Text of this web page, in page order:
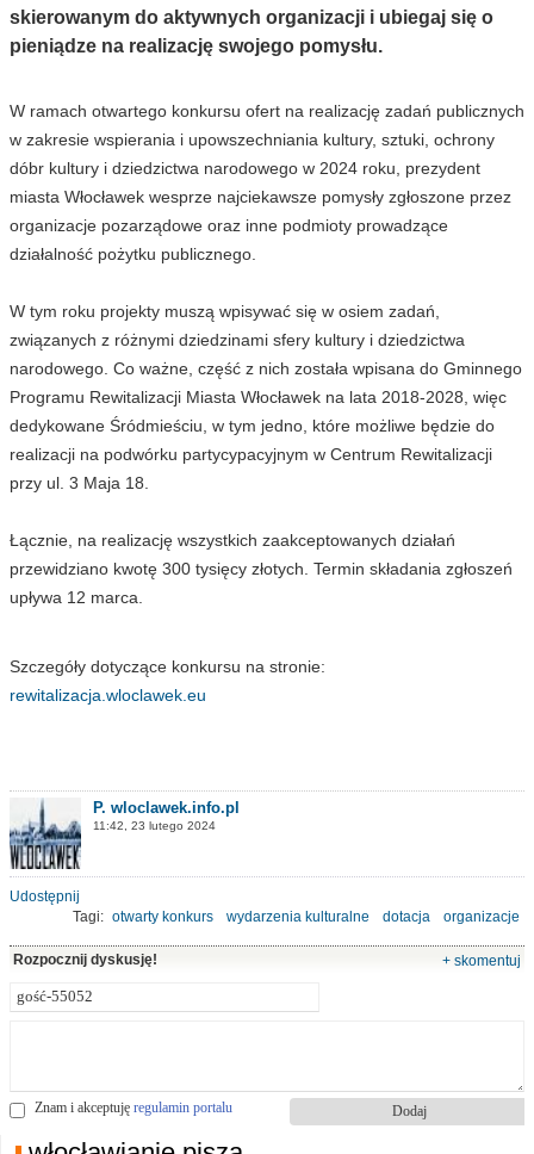
skierowanym do aktywnych organizacji i ubiegaj się o
pieniądze na realizację swojego pomysłu.
W ramach otwartego konkursu ofert na realizację zadań publicznych
w zakresie wspierania i upowszechniania kultury, sztuki, ochrony
dóbr kultury i dziedzictwa narodowego w 2024 roku, prezydent
miasta Włocławek wesprze najciekawsze pomysły zgłoszone przez
organizacje pozarządowe oraz inne podmioty prowadzące
działalność pożytku publicznego.
W tym roku projekty muszą wpisywać się w osiem zadań,
związanych z różnymi dziedzinami sfery kultury i dziedzictwa
narodowego. Co ważne, część z nich została wpisana do Gminnego
Programu Rewitalizacji Miasta Włocławek na lata 2018-2028, więc
dedykowane Śródmieściu, w tym jedno, które możliwe będzie do
realizacji na podwórku partycypacyjnym w Centrum Rewitalizacji
przy ul. 3 Maja 18.
Łącznie, na realizację wszystkich zaakceptowanych działań
przewidziano kwotę 300 tysięcy złotych. Termin składania zgłoszeń
upływa 12 marca.
Szczegóły dotyczące konkursu na stronie:
rewitalizacja.wloclawek.eu
P. wloclawek.info.pl
11:42, 23 lutego 2024
Udostępnij
Tagi: otwarty konkurs wydarzenia kulturalne dotacja organizacje
Rozpocznij dyskusję! + skomentuj
Znam i akceptuję regulamin portalu